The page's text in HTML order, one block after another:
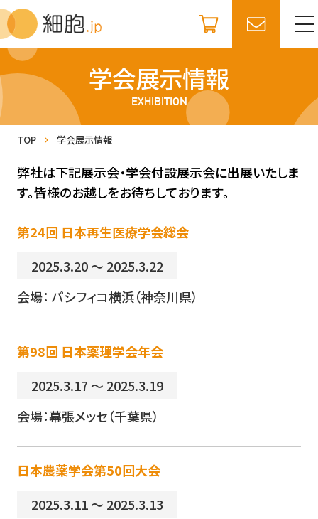
学会展示情報
EXHIBITION
TOP 学会展示情報
弊社は下記展示会・学会付設展示会に出展いたしま
す。皆様のお越しをお待ちしております。
第24回 日本再生医療学会総会
2025.3.20 ～ 2025.3.22
会場： パシフィコ横浜（神奈川県）
第98回 日本薬理学会年会
2025.3.17 ～ 2025.3.19
会場：幕張メッセ（千葉県）
日本農薬学会第50回大会
2025.3.11 ～ 2025.3.13